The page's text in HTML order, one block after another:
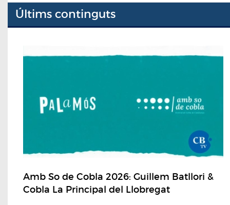
Últims continguts
Amb So de Cobla 2026: Guillem Batllori &
Cobla La Principal del Llobregat